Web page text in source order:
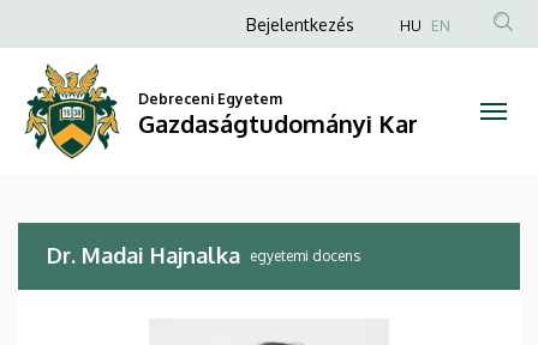
Madai
Hajnalka
Gazdaságtudományi
Kar
a
tartalomra
Anonim
fiók
menüje
Bejelentkezés HU EN
Debreceni Egyetem
Gazdaságtudományi Kar
Dr. Madai Hajnalka egyetemi docens